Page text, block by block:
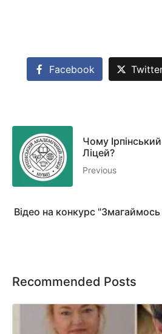
Facebook
Чому
Ліцей?
Previous
Відео на конкурс
Recommended Posts